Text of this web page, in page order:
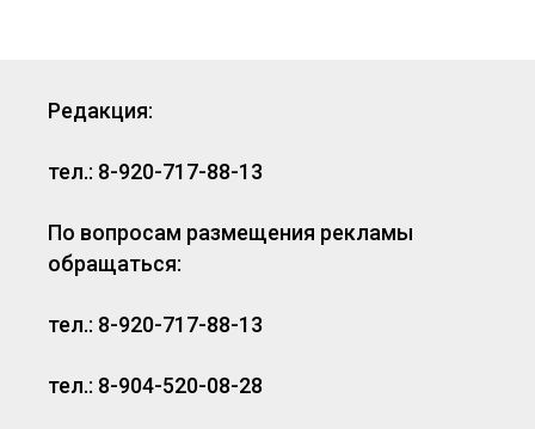
Редакция:
тел.: 8-920-717-88-13
По вопросам размещения рекламы
обращаться:
тел.: 8-920-717-88-13
тел.: 8-904-520-08-28